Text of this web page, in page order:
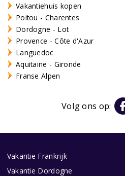
Vakantiehuis kopen
Poitou - Charentes
Dordogne - Lot
Provence - Côte d'Azur
Languedoc
Aquitaine - Gironde
Franse Alpen
Volg ons op:
Vakantie Frankrijk
Vakantie Dordogne